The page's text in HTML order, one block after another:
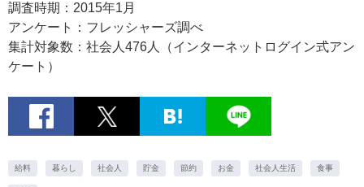
調査時期：2015年1月
アンケート：フレッシャーズ調べ
集計対象数：社会人476人（インターネットログイン式アン
ケート）
給料 暮らし 社会人 貯金 節約 お金 社会人生活 食事